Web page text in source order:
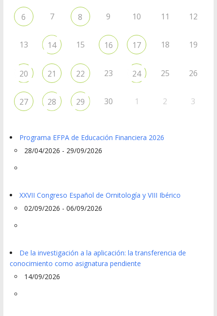
6 7 8 9 10 11 12
13 14 15 16 17 18 19
20 21 22 23 24 25 26
27 28 29 30 1 2 3
Programa EFPA de Educación Financiera 2026
28/04/2026 - 29/09/2026
XXVII Congreso Español de Ornitología y VIII Ibérico
02/09/2026 - 06/09/2026
De la investigación a la aplicación: la transferencia de
conocimiento como asignatura pendiente
14/09/2026